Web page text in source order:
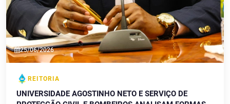
25/06/2026
REITORIA
UNIVERSIDADE AGOSTINHO NETO E SERVIÇO DE